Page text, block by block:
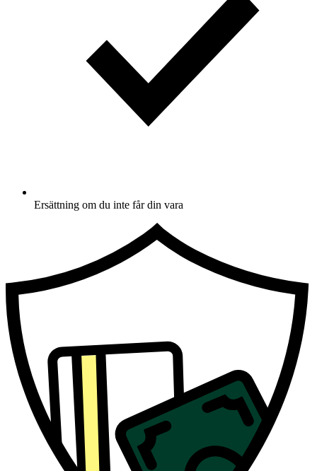
Ersättning om du inte får din vara